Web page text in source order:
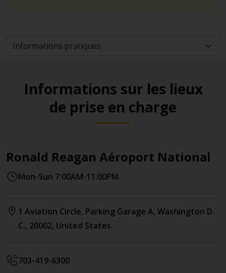
Informations sur les lieux
de prise en charge
Ronald Reagan Aéroport National
Mon-Sun 7:00AM-11:00PM
1 Aviation Circle, Parking Garage A, Washington D.
C., 20002, United States
703-419-6300